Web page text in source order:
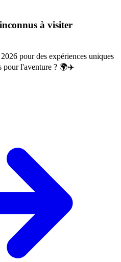
à visiter
pour des expériences uniques
pour l'aventure ? 🌍✈️